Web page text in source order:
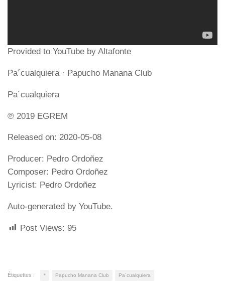
Provided to YouTube by Altafonte
Pa´cualquiera · Papucho Manana Club
Pa´cualquiera
℗ 2019 EGREM
Released on: 2020-05-08
Producer: Pedro Ordoñez
Composer: Pedro Ordoñez
Lyricist: Pedro Ordoñez
Auto-generated by YouTube.
Post Views: 95
Étiquettes : * Papucho Manana Club Pa´cualquiera